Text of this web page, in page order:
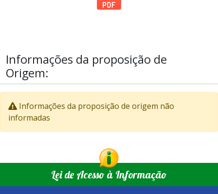
Informações da proposição de
Origem:
Informações da proposição de origem não
informadas
Lei de Acesso à Informação